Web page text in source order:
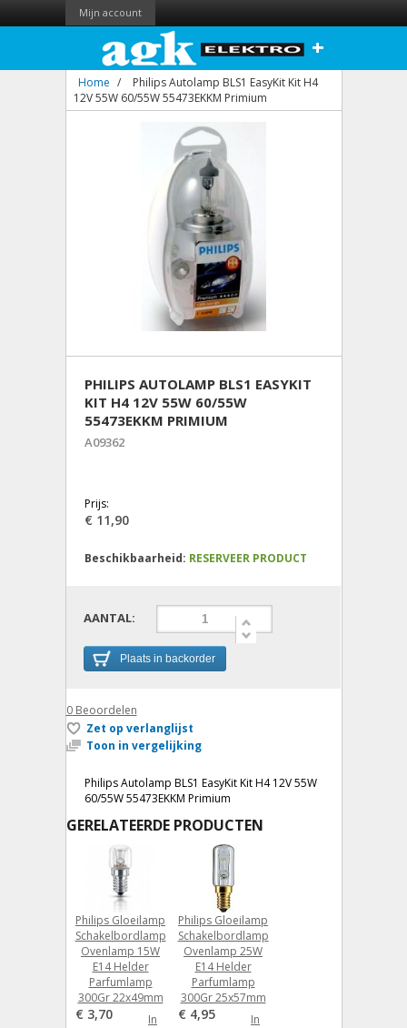
Mijn account
+
Home /
Philips Autolamp BLS1 EasyKit Kit H4
12V 55W 60/55W 55473EKKM Primium
PHILIPS AUTOLAMP BLS1 EASYKIT
KIT H4 12V 55W 60/55W
55473EKKM PRIMIUM
A09362
Prijs:
€ 11,90
Beschikbaarheid: RESERVEER PRODUCT
AANTAL:
Plaats in backorder
0Beoordelen
Zet op verlanglijst
Toon in vergelijking
Philips Autolamp BLS1 EasyKit Kit H4 12V 55W
60/55W 55473EKKM Primium
GERELATEERDE PRODUCTEN
Philips Gloeilamp
Schakelbordlamp
Ovenlamp 15W
E14 Helder
Parfumlamp
300Gr 22x49mm
€ 3,70
In
Philips Gloeilamp
Schakelbordlamp
Ovenlamp 25W
E14 Helder
Parfumlamp
300Gr 25x57mm
€ 4,95
In